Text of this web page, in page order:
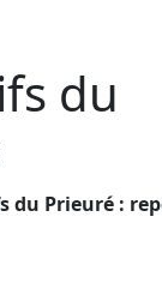
du
du Prieuré :